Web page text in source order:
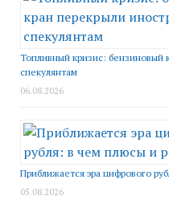
Топливный кризис: бензиновый
спекулянтам
06.08.2026
Приближается эра цифрового
05.08.2026